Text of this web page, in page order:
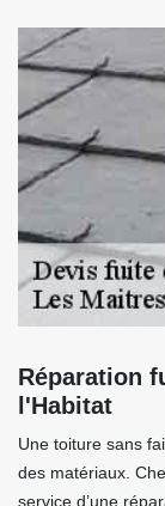
Réparation
l'Habitat
Une toiture sans
des matériaux.
service d’une